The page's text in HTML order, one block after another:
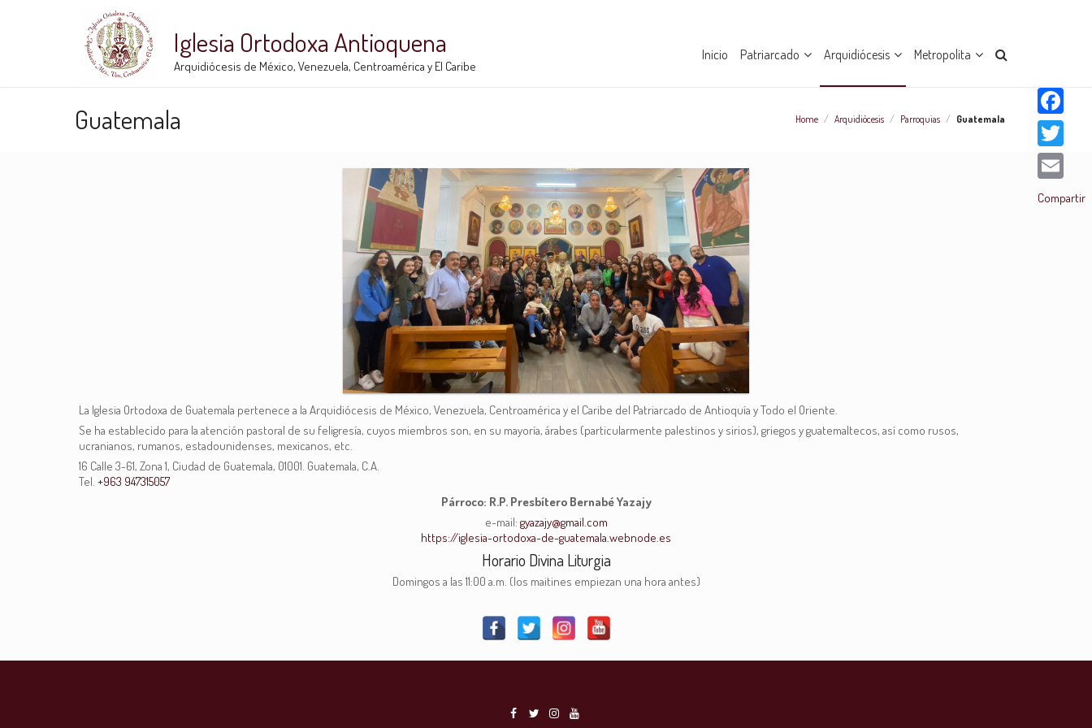
Iglesia Ortodoxa Antioquena
Arquidiócesis de México, Venezuela, Centroamérica y El Caribe
Inicio Patriarcado Arquidiócesis Metropolita
Home / Arquidiócesis / Parroquias / Guatemala
Guatemala
La Iglesia Ortodoxa de Guatemala pertenece a la Arquidiócesis de México, Venezuela, Centroamérica y el Caribe del Patriarcado de Antioquía y Todo el Oriente.
Se ha establecido para la atención pastoral de su feligresía, cuyos miembros son, en su mayoría, árabes (particularmente palestinos y sirios), griegos y guatemaltecos, así como rusos,
ucranianos, rumanos, estadounidenses, mexicanos, etc.
16 Calle 3-61, Zona 1, Ciudad de Guatemala, 01001. Guatemala, C.A.
Tel. +963 947315057
Párroco: R.P. Presbítero Bernabé Yazajy
e-mail: gyazajy@gmail.com
https://iglesia-ortodoxa-de-guatemala.webnode.es
Horario Divina Liturgia
Domingos a las 11:00 a.m. (los maitines empiezan una hora antes)
Facebook
Twitter
Email
Compartir